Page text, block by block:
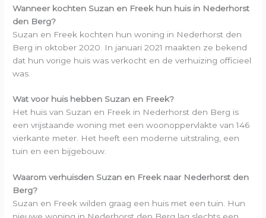
Wanneer kochten Suzan en Freek hun huis in Nederhorst
den Berg?
Suzan en Freek kochten hun woning in Nederhorst den
Berg in oktober 2020. In januari 2021 maakten ze bekend
dat hun vorige huis was verkocht en de verhuizing officieel
was.
Wat voor huis hebben Suzan en Freek?
Het huis van Suzan en Freek in Nederhorst den Berg is
een vrijstaande woning met een woonoppervlakte van 146
vierkante meter. Het heeft een moderne uitstraling, een
tuin en een bijgebouw.
Waarom verhuisden Suzan en Freek naar Nederhorst den
Berg?
Suzan en Freek wilden graag een huis met een tuin. Hun